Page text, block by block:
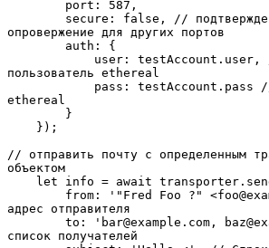
опровержение для других портов
пользователь ethereal
ethereal
// отправить почту с определенным
объектом
адрес отправителя
список получателей